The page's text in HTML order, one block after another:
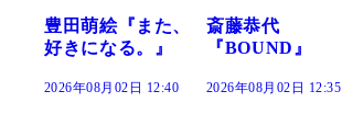
斎藤恭代
『BOUND』
2026年08月02日 12:35
咲田ゆな
『Sunflower』
2026年08月02日 12:30